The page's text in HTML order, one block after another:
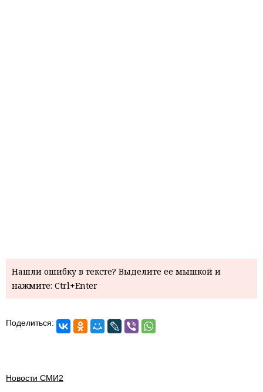
Нашли ошибку в тексте? Выделите ее мышкой и
нажмите: Ctrl+Enter
Поделиться:
Новости СМИ2